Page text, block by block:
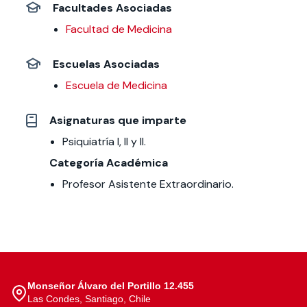
Facultades Asociadas
Facultad de Medicina
Escuelas Asociadas
Escuela de Medicina
Asignaturas que imparte
Psiquiatría I, II y II.
Categoría Académica
Profesor Asistente Extraordinario.
Monseñor Álvaro del Portillo 12.455
Las Condes, Santiago, Chile